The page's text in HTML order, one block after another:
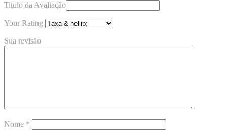
Titulo da Avaliação
Your Rating
Sua revisão
Nome *